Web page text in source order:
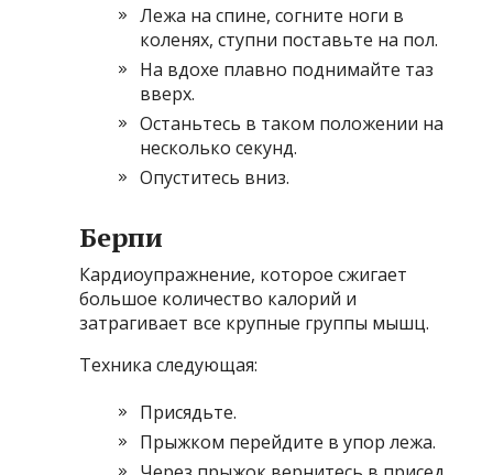
Лежа на спине, согните ноги в
коленях, ступни поставьте на пол.
На вдохе плавно поднимайте таз
вверх.
Останьтесь в таком положении на
несколько секунд.
Опуститесь вниз.
Берпи
Кардиоупражнение, которое сжигает
большое количество калорий и
затрагивает все крупные группы мышц.
Техника следующая:
Присядьте.
Прыжком перейдите в упор лежа.